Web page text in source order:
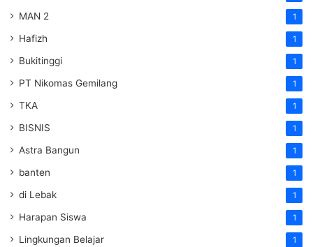
MAN 2 1
Hafizh 1
Bukitinggi 1
PT Nikomas Gemilang 1
TKA 1
BISNIS 1
Astra Bangun 1
banten 1
di Lebak 1
Harapan Siswa 1
Lingkungan Belajar 1